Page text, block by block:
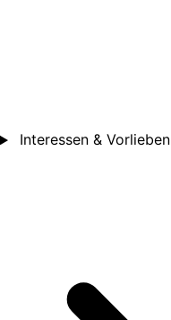
Interessen & Vorlieben